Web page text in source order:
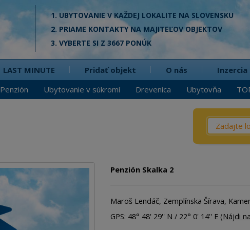
1. UBYTOVANIE V KAŽDEJ LOKALITE NA SLOVENSKU
2. PRIAME KONTAKTY NA MAJITEĽOV OBJEKTOV
3. VYBERTE SI Z 3667 PONÚK
Penzión Ubytovanie v súkromí Drevenica Ubytovňa
LAST MINUTE Pridať objekt O nás Inzercia
Čo? /
Penzión Skalka 2
Maroš Lendáč, Zemplínska Šírava,
GPS: 48° 48' 29'' N / 22° 0' 14'' E (Nájdi